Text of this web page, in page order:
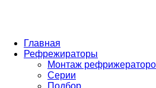
Главная
Рефрежираторы
Монтаж
Серии
Подбор